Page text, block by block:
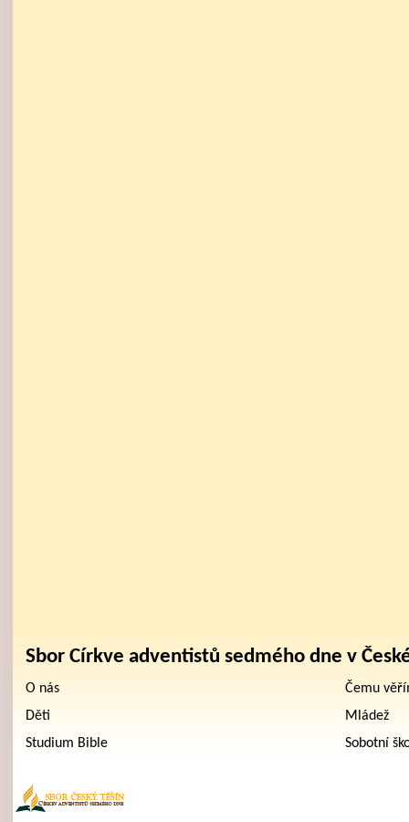
Sbor Církve adventistů sedmého dne v
O nás
Čemu
Děti
Mládež
Studium Bible
Sobotní